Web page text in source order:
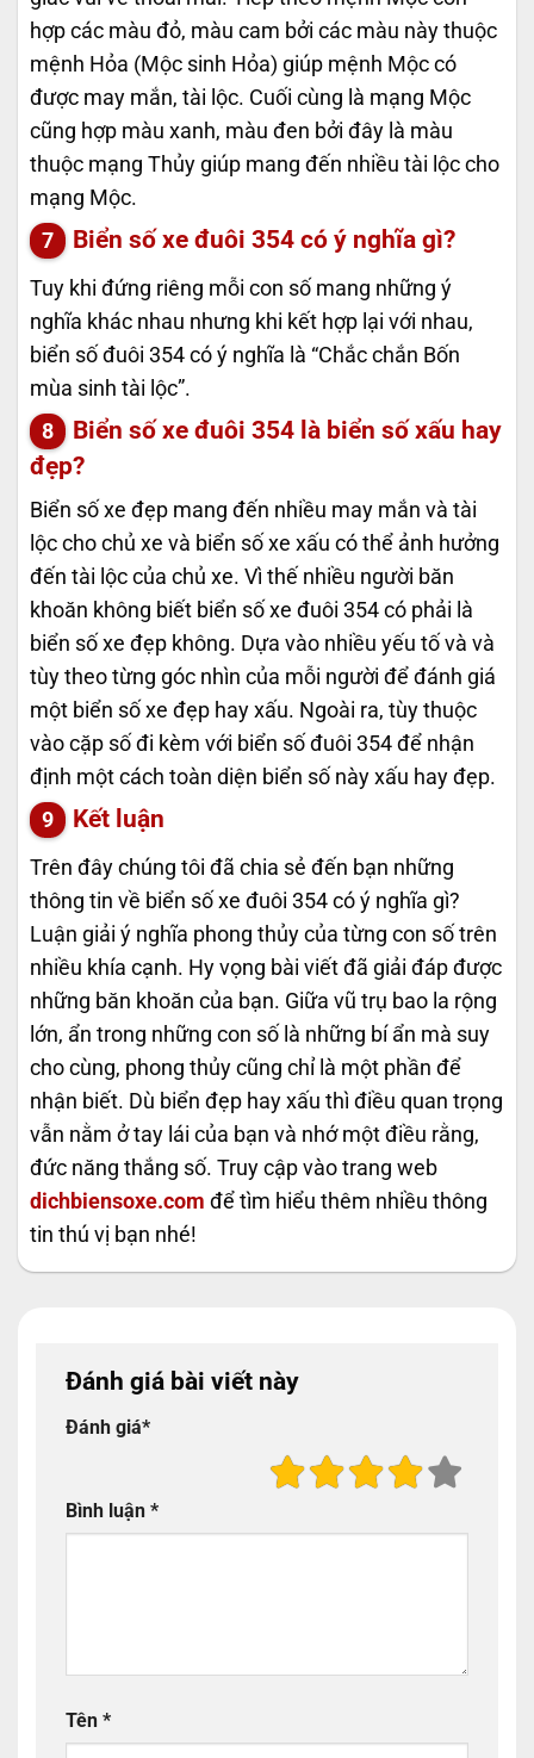
hợp các màu đỏ, màu cam bởi các màu này thuộc
mệnh Hỏa (Mộc sinh Hỏa) giúp mệnh Mộc có
được may mắn, tài lộc. Cuối cùng là mạng Mộc
cũng hợp màu xanh, màu đen bởi đây là màu
thuộc mạng Thủy giúp mang đến nhiều tài lộc cho
mạng Mộc.
Biển số xe đuôi 354 có ý nghĩa gì?
Tuy khi đứng riêng mỗi con số mang những ý
nghĩa khác nhau nhưng khi kết hợp lại với nhau,
biển số đuôi 354 có ý nghĩa là “Chắc chắn Bốn
mùa sinh tài lộc”.
Biển số xe đuôi 354 là biển số xấu hay
đẹp?
Biển số xe đẹp mang đến nhiều may mắn và tài
lộc cho chủ xe và biển số xe xấu có thể ảnh hưởng
đến tài lộc của chủ xe. Vì thế nhiều người băn
khoăn không biết biển số xe đuôi 354 có phải là
biển số xe đẹp không. Dựa vào nhiều yếu tố và và
tùy theo từng góc nhìn của mỗi người để đánh giá
một biển số xe đẹp hay xấu. Ngoài ra, tùy thuộc
vào cặp số đi kèm với biển số đuôi 354 để nhận
định một cách toàn diện biển số này xấu hay đẹp.
Kết luận
Trên đây chúng tôi đã chia sẻ đến bạn những
thông tin về biển số xe đuôi 354 có ý nghĩa gì?
Luận giải ý nghĩa phong thủy của từng con số trên
nhiều khía cạnh. Hy vọng bài viết đã giải đáp được
những băn khoăn của bạn. Giữa vũ trụ bao la rộng
lớn, ẩn trong những con số là những bí ẩn mà suy
cho cùng, phong thủy cũng chỉ là một phần để
nhận biết. Dù biển đẹp hay xấu thì điều quan trọng
vẫn nằm ở tay lái của bạn và nhớ một điều rằng,
đức năng thắng số. Truy cập vào trang web
dichbiensoxe.com để tìm hiểu thêm nhiều thông
tin thú vị bạn nhé!
Đánh giá bài viết này
Đánh giá*
Bình luận *
Tên *